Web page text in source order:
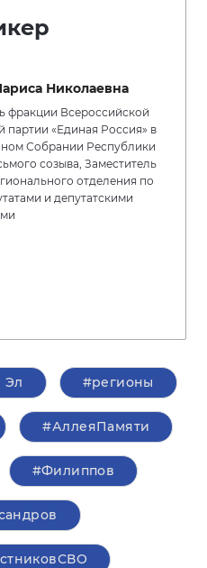
Николаевна
фракции Всероссийской
партии «Единая Россия» в
Собрании Республики
созыва, Заместитель
отделения по
и депутатскими
Эл #регионы
#АллеяПамяти
#Филиппов